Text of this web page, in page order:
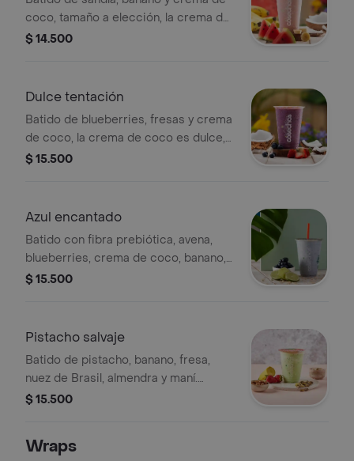
coco, tamaño a elección, la crema de
coco es dulce. nuestras
pueden realizar modificaciones en los
$ 14.500
Dulce tentación
Batido de blueberries, fresas y crema
de coco, la crema de coco es dulce,
tamaño a elección. nuestras
pueden realizar modificaciones en los
$ 15.500
Azul encantado
Batido con fibra prebiótica, avena,
blueberries, crema de coco, banano,
mora y limón. nuestras preparaciones
realizar modificaciones en los
$ 15.500
Pistacho salvaje
Batido de pistacho, banano, fresa,
nuez de Brasil, almendra y maní.
Tamaño a elección.
$ 15.500
Wraps